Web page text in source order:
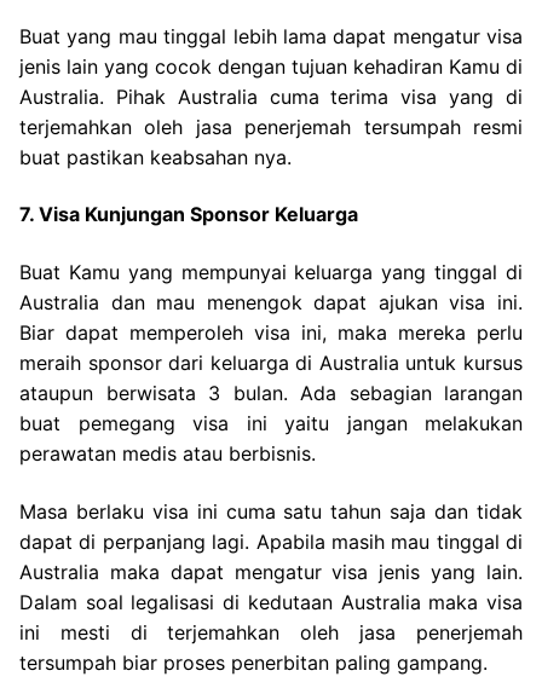
Buat yang mau tinggal lebih lama dapat mengatur visa
jenis lain yang cocok dengan tujuan kehadiran Kamu di
Australia. Pihak Australia cuma terima visa yang di
terjemahkan oleh jasa penerjemah tersumpah resmi
buat pastikan keabsahan nya.
7. Visa Kunjungan Sponsor Keluarga
Buat Kamu yang mempunyai keluarga yang tinggal di
Australia dan mau menengok dapat ajukan visa ini.
Biar dapat memperoleh visa ini, maka mereka perlu
meraih sponsor dari keluarga di Australia untuk kursus
ataupun berwisata 3 bulan. Ada sebagian larangan
buat pemegang visa ini yaitu jangan melakukan
perawatan medis atau berbisnis.
Masa berlaku visa ini cuma satu tahun saja dan tidak
dapat di perpanjang lagi. Apabila masih mau tinggal di
Australia maka dapat mengatur visa jenis yang lain.
Dalam soal legalisasi di kedutaan Australia maka visa
ini mesti di terjemahkan oleh jasa penerjemah
tersumpah biar proses penerbitan paling gampang.